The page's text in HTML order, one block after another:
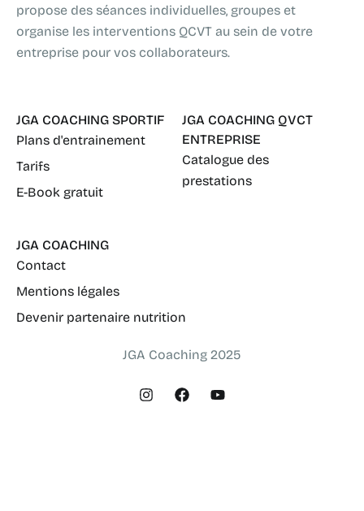
propose des séances individuelles, groupes et
organise les interventions QCVT au sein de votre
entreprise pour vos collaborateurs.
JGA COACHING SPORTIF
Plans d'entrainement
Tarifs
E-Book gratuit
JGA COACHING QVCT
ENTREPRISE
Catalogue des
prestations
JGA COACHING
Contact
Mentions légales
Devenir partenaire nutrition
JGA Coaching 2025